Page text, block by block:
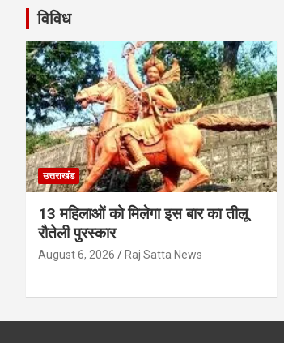
विविध
उत्तराखंड
13 महिलाओं को मिलेगा इस बार का तीलू
रौतेली पुरस्कार
August 6, 2026 Raj Satta News